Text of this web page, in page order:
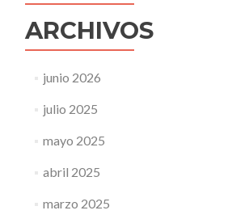
ARCHIVOS
junio 2026
julio 2025
mayo 2025
abril 2025
marzo 2025